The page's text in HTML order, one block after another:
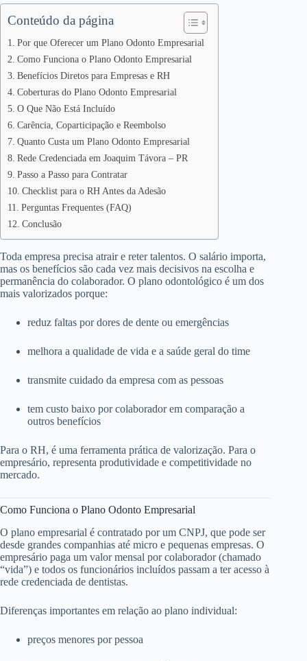
Conteúdo da página
Por que Oferecer um Plano Odonto Empresarial
Como Funciona o Plano Odonto Empresarial
Benefícios Diretos para Empresas e RH
Coberturas do Plano Odonto Empresarial
O Que Não Está Incluído
Carência, Coparticipação e Reembolso
Quanto Custa um Plano Odonto Empresarial
Rede Credenciada em Joaquim Távora – PR
Passo a Passo para Contratar
Checklist para o RH Antes da Adesão
Perguntas Frequentes (FAQ)
Conclusão
Toda empresa precisa atrair e reter talentos. O salário importa,
mas os benefícios são cada vez mais decisivos na escolha e
permanência do colaborador. O plano odontológico é um dos
mais valorizados porque:
reduz faltas por dores de dente ou emergências
melhora a qualidade de vida e a saúde geral do time
transmite cuidado da empresa com as pessoas
tem custo baixo por colaborador em comparação a
outros benefícios
Para o RH, é uma ferramenta prática de valorização. Para o
empresário, representa produtividade e competitividade no
mercado.
Como Funciona o Plano Odonto Empresarial
O plano empresarial é contratado por um CNPJ, que pode ser
desde grandes companhias até micro e pequenas empresas. O
empresário paga um valor mensal por colaborador (chamado
“vida”) e todos os funcionários incluídos passam a ter acesso à
rede credenciada de dentistas.
Diferenças importantes em relação ao plano individual:
preços menores por pessoa